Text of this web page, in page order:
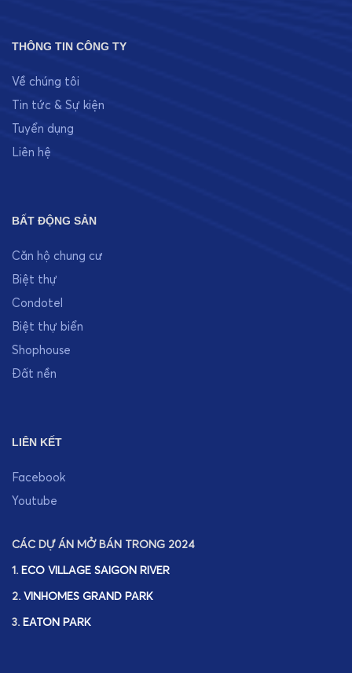
THÔNG TIN CÔNG TY
Về chúng tôi
Tin tức & Sự kiện
Tuyển dụng
Liên hệ
BẤT ĐỘNG SẢN
Căn hộ chung cư
Biệt thự
Condotel
Biệt thự biển
Shophouse
Đất nền
LIÊN KẾT
Facebook
Youtube
CÁC DỰ ÁN MỞ BÁN TRONG 2024
1. ECO VILLAGE SAIGON RIVER
2. VINHOMES GRAND PARK
3. EATON PARK